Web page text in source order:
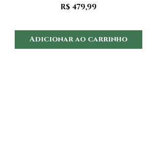
Preço
R$ 479,99
Adicionar ao carrinho